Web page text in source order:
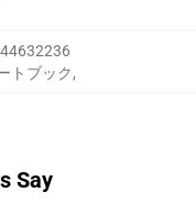
トブック,
Say